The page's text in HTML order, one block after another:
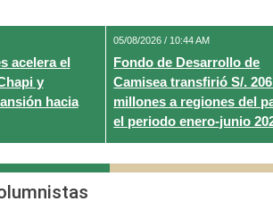
acelera el
y
hacia
05/08/2026 / 10:44 AM
Fondo de Desarrollo de
Camisea transfirió S/.
millones a regiones del
el periodo enero-junio